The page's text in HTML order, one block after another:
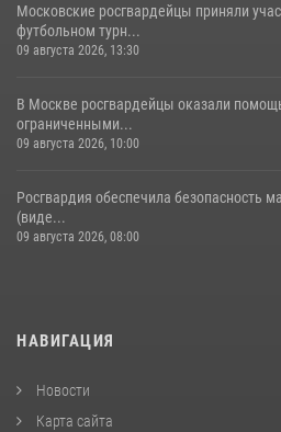
Московские росгвардейцы приняли
футбольном турн...
09 августа 2026, 13:30
В Москве росгвардейцы оказали
ограниченными...
09 августа 2026, 10:00
Росгвардия обеспечила безопасность
(виде...
09 августа 2026, 08:00
НАВИГАЦИЯ
Новости
Карта сайта